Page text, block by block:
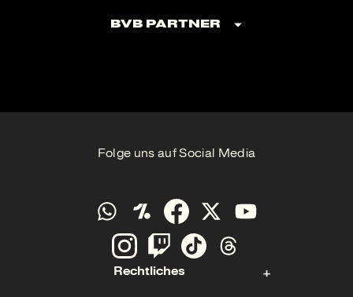
BVB Partner
Folge uns auf Social Media
Rechtliches